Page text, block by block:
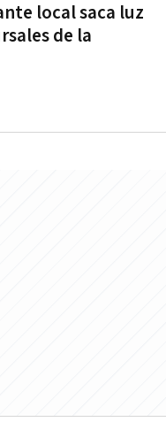
local saca luz
de la